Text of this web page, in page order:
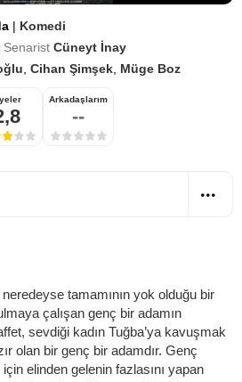
| Komedi
Senarist Cüneyt İnay
Cihan Şimşek Müge Boz
Arkadaşlarım
--
tamamının yok olduğu bir
çalışan genç bir adamın
sevdiği kadın Tuğba’ya kavuşmak
olan bir genç bir adamdır. Genç
elinden gelenin fazlasını yapan